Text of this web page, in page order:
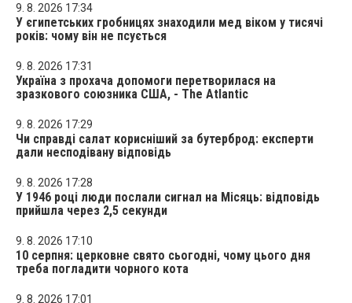
9. 8. 2026 17:34
У єгипетських гробницях знаходили мед віком у тисячі
років: чому він не псується
9. 8. 2026 17:31
Україна з прохача допомоги перетворилася на
зразкового союзника США, - The Atlantic
9. 8. 2026 17:29
Чи справді салат корисніший за бутерброд: експерти
дали несподівану відповідь
9. 8. 2026 17:28
У 1946 році люди послали сигнал на Місяць: відповідь
прийшла через 2,5 секунди
9. 8. 2026 17:10
10 серпня: церковне свято сьогодні, чому цього дня
треба погладити чорного кота
9. 8. 2026 17:01